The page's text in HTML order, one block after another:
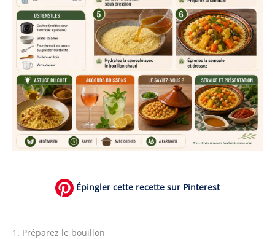
Épingler cette recette sur Pinterest
1. Préparez le bouillon